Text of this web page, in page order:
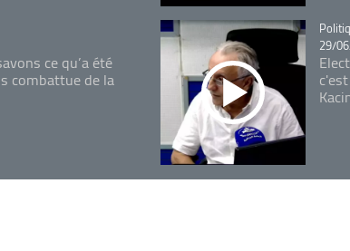
ce qu’a été
combattue de la
29/